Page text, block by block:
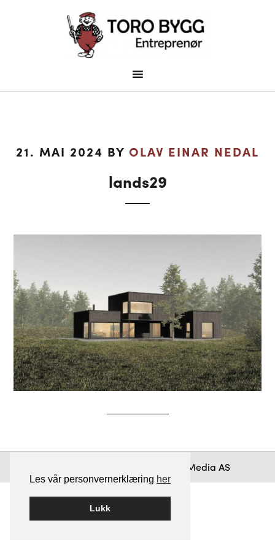
Les vår personvernerklæring her
Lukk
21. MAI 2024 BY OLAV EINAR NEDAL
lands29
Smart Media AS